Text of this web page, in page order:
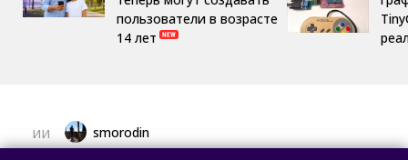
пользователи в возрасте
14 лет
ИИ smorodin